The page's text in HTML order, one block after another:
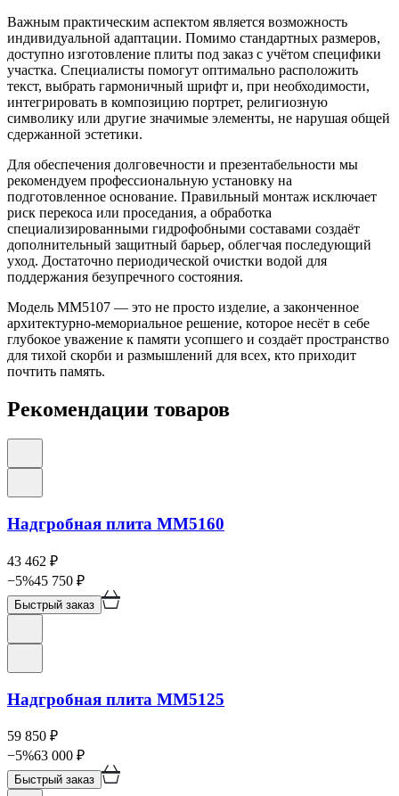
Важным практическим аспектом является возможность
индивидуальной адаптации. Помимо стандартных размеров,
доступно изготовление плиты под заказ с учётом специфики
участка. Специалисты помогут оптимально расположить
текст, выбрать гармоничный шрифт и, при необходимости,
интегрировать в композицию портрет, религиозную
символику или другие значимые элементы, не нарушая общей
сдержанной эстетики.
Для обеспечения долговечности и презентабельности мы
рекомендуем профессиональную установку на
подготовленное основание. Правильный монтаж исключает
риск перекоса или проседания, а обработка
специализированными гидрофобными составами создаёт
дополнительный защитный барьер, облегчая последующий
уход. Достаточно периодической очистки водой для
поддержания безупречного состояния.
Модель ММ5107 — это не просто изделие, а законченное
архитектурно-мемориальное решение, которое несёт в себе
глубокое уважение к памяти усопшего и создаёт пространство
для тихой скорби и размышлений для всех, кто приходит
почтить память.
Рекомендации товаров
Надгробная плита ММ5160
43 462 ₽
−5%45 750 ₽
Быстрый заказ
Надгробная плита ММ5125
59 850 ₽
−5%63 000 ₽
Быстрый заказ